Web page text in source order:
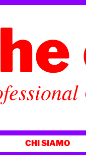
CHI SIAMO